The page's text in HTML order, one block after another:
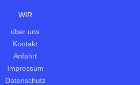
WIR
über uns
Kontakt
Anfahrt
Impressum
Datenschutz